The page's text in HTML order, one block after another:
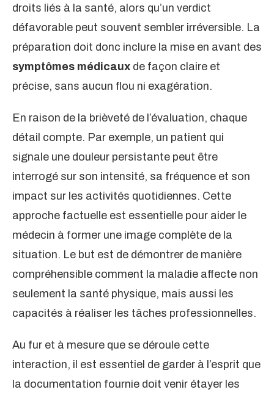
droits liés à la santé, alors qu’un verdict
défavorable peut souvent sembler irréversible. La
préparation doit donc inclure la mise en avant des
symptômes médicaux de façon claire et
précise, sans aucun flou ni exagération.
En raison de la brièveté de l’évaluation, chaque
détail compte. Par exemple, un patient qui
signale une douleur persistante peut être
interrogé sur son intensité, sa fréquence et son
impact sur les activités quotidiennes. Cette
approche factuelle est essentielle pour aider le
médecin à former une image complète de la
situation. Le but est de démontrer de manière
compréhensible comment la maladie affecte non
seulement la santé physique, mais aussi les
capacités à réaliser les tâches professionnelles.
Au fur et à mesure que se déroule cette
interaction, il est essentiel de garder à l’esprit que
la documentation fournie doit venir étayer les